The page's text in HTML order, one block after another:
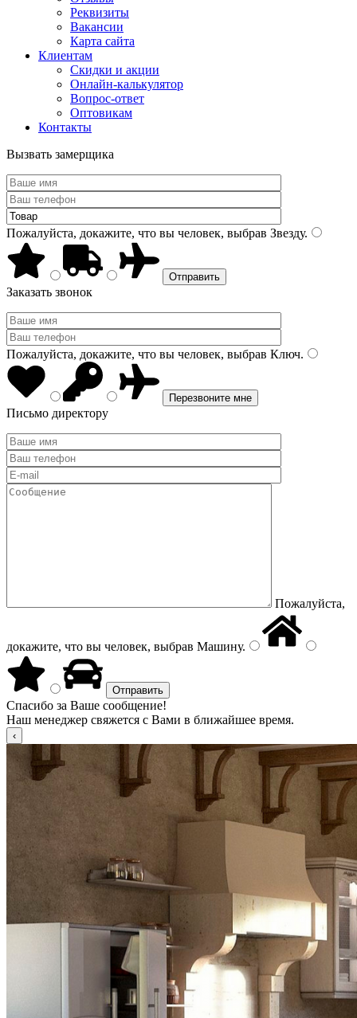
Реквизиты
Вакансии
Карта сайта
Клиентам
Скидки и акции
Онлайн-калькулятор
Вопрос-ответ
Оптовикам
Контакты
Вызвать замерщика
Пожалуйста, докажите, что вы человек, выбрав Звезду.
Заказать звонок
Пожалуйста, докажите, что вы человек, выбрав Ключ.
Письмо директору
Пожалуйста,
докажите, что вы человек, выбрав Машину.
Спасибо за Ваше сообщение!
Наш менеджер свяжется с Вами в ближайшее время.